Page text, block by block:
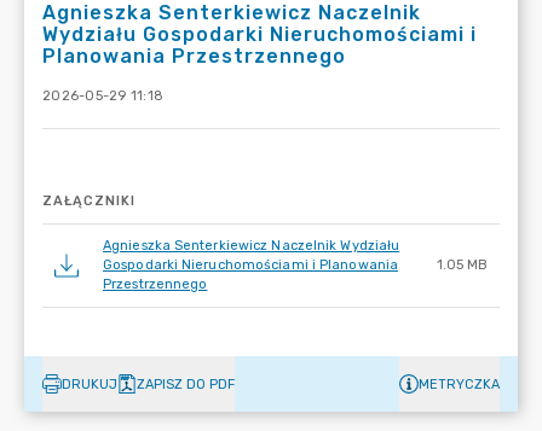
Agnieszka Senterkiewicz Naczelnik
Wydziału Gospodarki Nieruchomościami i
Planowania Przestrzennego
2026-05-29 11:18
ZAŁĄCZNIKI
Agnieszka Senterkiewicz Naczelnik Wydziału
Gospodarki Nieruchomościami i Planowania
Przestrzennego
1.05 MB
DRUKUJ ZAPISZ DO PDF METRYCZKA